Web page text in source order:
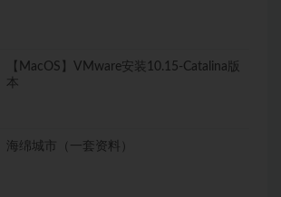
【MacOS】VMware安装10.15-Catalina版
本
海绵城市（一套资料）